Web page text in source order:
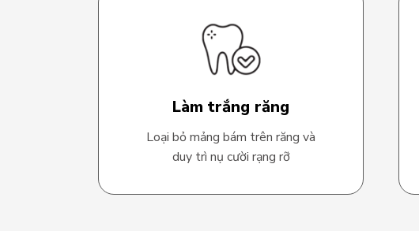
Làm trắng răng
Loại bỏ mảng bám trên răng và
duy trì nụ cười rạng rỡ